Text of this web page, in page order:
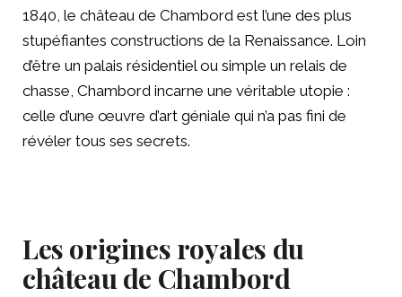
1840, le château de Chambord est l’une des plus
stupéfiantes constructions de la Renaissance. Loin
d’être un palais résidentiel ou simple un relais de
chasse, Chambord incarne une véritable utopie :
celle d’une œuvre d’art géniale qui n’a pas fini de
révéler tous ses secrets.
Les origines royales du
château de Chambord